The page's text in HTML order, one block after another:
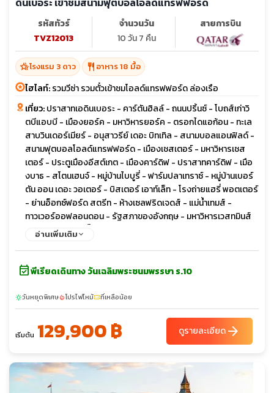
รหัสทัวร์
TVZ12013
จำนวนวัน
10 วัน 7 คืน
สายการบิน
hotel_classโรงแรม 3 ดาว restaurant อาหาร 18 มื้อ
ไฮไลท์:รวมวีซ่า รวมตั๋วเข้าชมโอลด์แทรฟฟอร์ด ล่องเรือ
เที่ยว:ปราสาทเอดินเบอระ - คาร์ตันฮิลล์ - ถนนปริ้นซ์ - โบถส์เก่าวิ
ตบีแอบบี - เมืองยอร์ค - มหาวิหารยอร์ค - ตรอกไดแอก้อน - ทะเล
สาบวินเดอร์เมียร์ - อนุสาวรีย์ เดอะ บิทเทิล - สนามบอลแอนฟิลด์ -
สนามฟุตบอลโอลด์แทรฟฟอร์ด - เมืองเชสเตอร์ - มหาวิหารเชส
เตอร์ - ประตูเมืองอีสต์เกต - เมืองคาร์ดิฟ - ปราสาทคาร์ดิฟ - เมือ
งบาธ - สโตนเฮนจ์ - หมู่บ้านไบบูรี่ - ฟาร์มปลาเทราซ์ - หมู่บ้านเบอร์
ตัน ออน เดอะ วอเตอร์ - บิสเตอร์ เอาท์เล็ท - โรงถ่ายแฮรี่ พอตเตอร์
- ย่านอ็อกซ์ฟอร์ด สตรีท - ห้างเซลฟริดเจดส์ - แม่น้ำเทมส์ -
ทาวเวอร์ออฟลอนดอน - รัฐสภาของอังกฤษ - มหาวิหารเวสทมินส์
เตอร์ - หอนาฬิกาบิ๊กเบน - จัตุรัสทราฟัลการ์ - มหาวิหารเซนต์พอลส์
อ่านเพิ่มเติม
event_availableพีเรียดเดินทาง วันเฉลิมพระชนมพรรษา ร.10
sunnyวันหยุดพิเศษlocal_fire_departmentโปรไฟไหม้confirmation_numberที่เหลือน้อย
เริ่มต้น 129,900 ฿ ดูรายละเอียดarrow_forward